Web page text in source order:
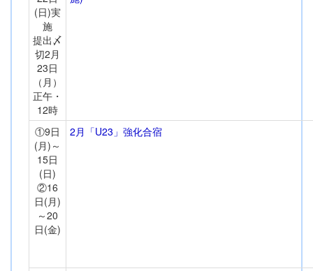
(日)実
施
提出〆
切2月
23日
（月）
正午・
12時
①9日
(月)～
15日
(日)
②16
日(月)
～20
日(金)
2月「U23」強化合宿